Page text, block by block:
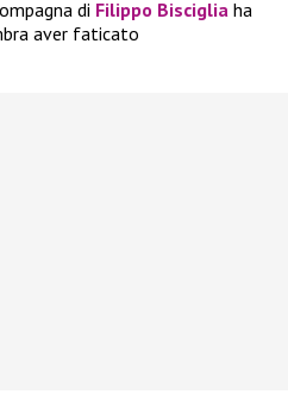
di Filippo Bisciglia ha
aver faticato